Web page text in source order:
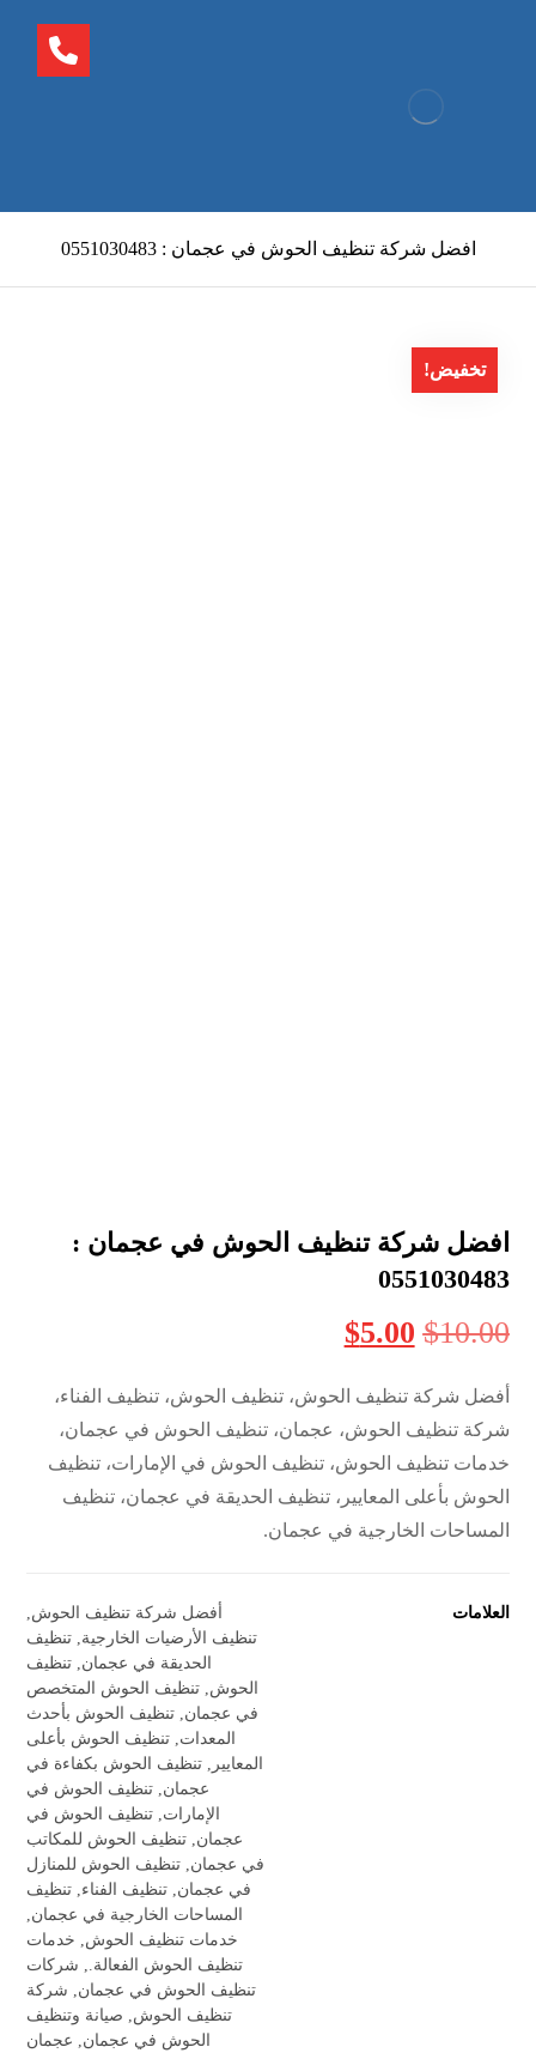
افضل شركة تنظيف الحوش في عجمان : 0551030483
تخفيض!
افضل شركة تنظيف الحوش في عجمان :
0551030483
$10.00
$5.00
أفضل شركة تنظيف الحوش، تنظيف الحوش، تنظيف الفناء،
شركة تنظيف الحوش، عجمان، تنظيف الحوش في عجمان،
خدمات تنظيف الحوش، تنظيف الحوش في الإمارات، تنظيف
الحوش بأعلى المعايير، تنظيف الحديقة في عجمان، تنظيف
المساحات الخارجية في عجمان.
العلامات أفضل شركة تنظيف الحوش
تنظيف الأرضيات الخارجية تنظيف
الحديقة في عجمان تنظيف
الحوش تنظيف الحوش المتخصص
في عجمان تنظيف الحوش بأحدث
المعدات تنظيف الحوش بأعلى
المعايير
تنظيف الحوش بكفاءة في
عجمان تنظيف الحوش في
الإمارات تنظيف الحوش في
عجمان تنظيف الحوش للمكاتب
في عجمان تنظيف الحوش للمنازل
في عجمان تنظيف الفناء تنظيف
المساحات الخارجية في عجمان
خدمات تنظيف الحوش
خدمات
تنظيف الحوش الفعالة.
شركات
تنظيف الحوش في عجمان
شركة
تنظيف الحوش
صيانة وتنظيف
الحوش في عجمان
عجمان